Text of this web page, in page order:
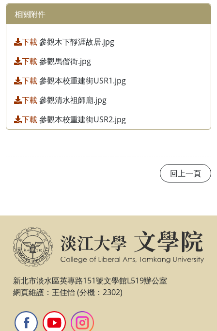
相關附件
下載參觀木下靜涯故居.jpg
下載參觀馬偕街.jpg
下載參觀本校重建街USR1.jpg
下載參觀清水祖師廟.jpg
下載參觀本校重建街USR2.jpg
回上一頁
新北市淡水區英專路151號文學館L519辦公室
網頁維護：王佳怡 (分機：2302)